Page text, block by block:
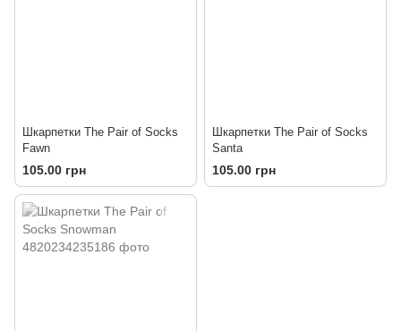
Шкарпетки The Pair of Socks
Fawn
105.00 грн
Шкарпетки The Pair of Socks
Santa
105.00 грн